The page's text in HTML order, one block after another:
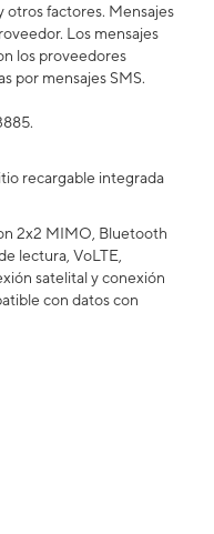
otros factores. Mensajes
Los mensajes
los proveedores
por mensajes SMS.
recargable integrada
2x2 MIMO, Bluetooth
lectura, VoLTE,
satelital y conexión
con datos con